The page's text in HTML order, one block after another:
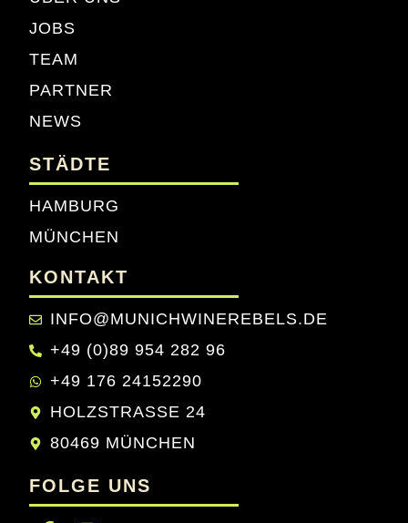
JOBS
TEAM
PARTNER
NEWS
STÄDTE
HAMBURG
MÜNCHEN
KONTAKT
INFO@MUNICHWINEREBELS.DE
+49 (0)89 954 282 96
+49 176 24152290
HOLZSTRASSE 24
80469 MÜNCHEN
FOLGE UNS